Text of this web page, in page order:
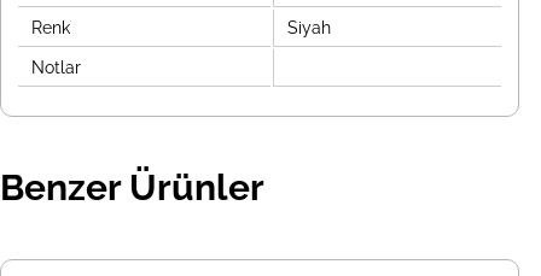
Renk Siyah
Notlar
Benzer Ürünler